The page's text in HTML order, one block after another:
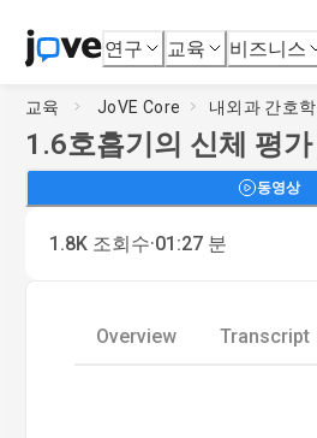
연구 교육 비즈니스
교육 JoVE Core 내외과 간호학
1.6호흡기의 신체 평
동영상
1.8K 조회수·01:27 분
Overview Transcript